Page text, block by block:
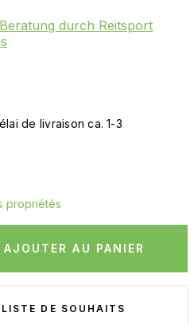
durch Reitsport
de livraison ca. 1-3
propriétés
AJOUTER AU PANIER
DE SOUHAITS